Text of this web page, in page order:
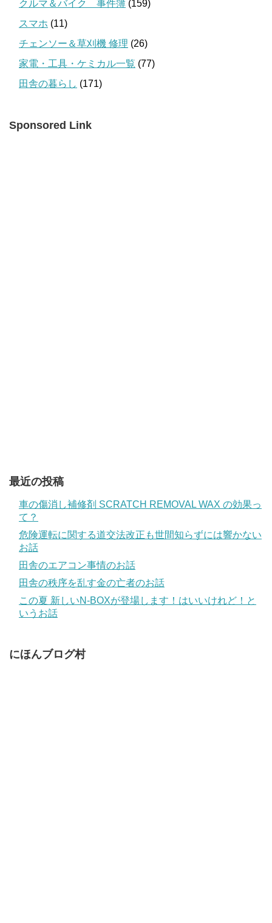
クルマ＆バイク 事件簿 (159)
スマホ (11)
チェンソー＆草刈機 修理 (26)
家電・工具・ケミカル一覧 (77)
田舎の暮らし (171)
Sponsored Link
最近の投稿
車の傷消し補修剤 SCRATCH REMOVAL WAX の効果っ
て？
危険運転に関する道交法改正も世間知らずには響かない
お話
田舎のエアコン事情のお話
田舎の秩序を乱す金の亡者のお話
この夏 新しいN-BOXが登場します！はいいけれど！と
いうお話
にほんブログ村